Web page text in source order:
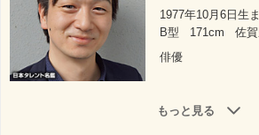
1977年10月6日生
B型
171cm
佐
俳優
もっと見る